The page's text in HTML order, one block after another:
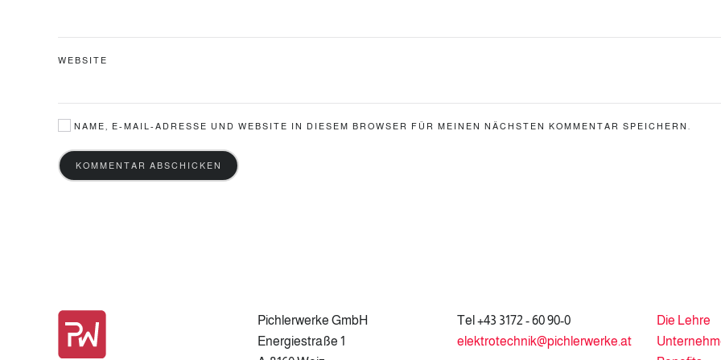
WEBSITE
NAME, E-MAIL-ADRESSE UND WEBSITE IN DIESEM BROWSER FÜR MEINEN NÄCHSTEN KOMMENTAR SPEICHERN.
KOMMENTAR ABSCHICKEN
Pichlerwerke GmbH
Energiestraße 1
Tel +43 3172 - 60 90-0
elektrotechnik@pichlerwerke.at
Die Lehre